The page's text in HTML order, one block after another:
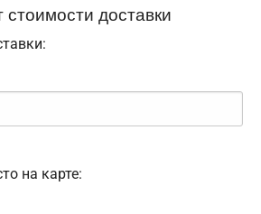
стоимости доставки
на карте: